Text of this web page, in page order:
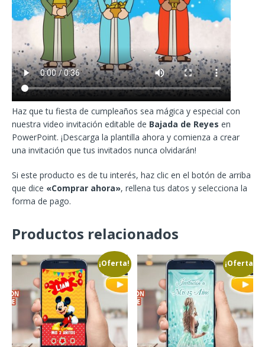
Haz que tu fiesta de cumpleaños sea mágica y especial con
nuestra video invitación editable de Bajada de Reyes en
PowerPoint. ¡Descarga la plantilla ahora y comienza a crear
una invitación que tus invitados nunca olvidarán!
Si este producto es de tu interés, haz clic en el botón de arriba
que dice «Comprar ahora», rellena tus datos y selecciona la
forma de pago.
Productos relacionados
¡Oferta! ¡Oferta!